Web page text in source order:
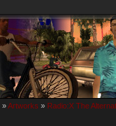
»Artworks » Radio:X The